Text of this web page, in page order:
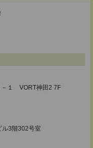
－１ VORT神田2 7F
3階302号室